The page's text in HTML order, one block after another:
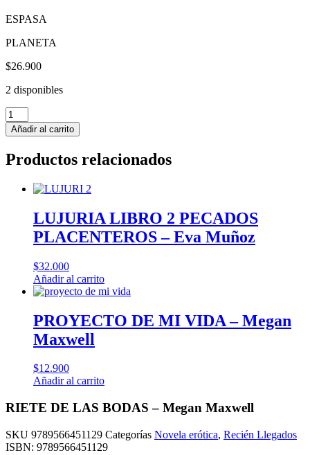
ESPASA
PLANETA
$26.900
2 disponibles
RIETE
DE
LAS
-
Maxwell
Añadir al carrito
Productos relacionados
LUJURIA LIBRO 2 PECADOS
PLACENTEROS – Eva Muñoz
$32.000
Añadir al carrito
PROYECTO DE MI VIDA – Megan
Maxwell
$12.900
Añadir al carrito
RIETE DE LAS BODAS – Megan Maxwell
SKU 9789566451129 Categorías Novela erótica, Recién Llegados
ISBN: 9789566451129